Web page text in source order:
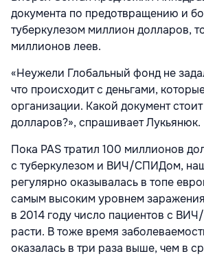
документа по предотвращению и
туберкулезом миллион долларов,
миллионов леев.
«Неужели Глобальный фонд не
что происходит с деньгами,
организации. Какой документ
долларов?», спрашивает Лукьянюк.
Пока PAS тратил 100 миллионов
с туберкулезом и ВИЧ/СПИДом,
регулярно оказывалась в топе
самым высоким уровнем
в 2014 году число пациентов с
расти. В тоже время
оказалась в три раза выше, чем в